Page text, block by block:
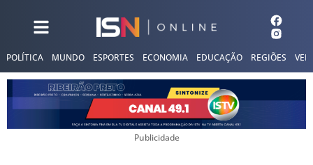
POLÍTICA MUNDO ESPORTES ECONOMIA EDUCAÇÃO REGIÕES
Publicidade